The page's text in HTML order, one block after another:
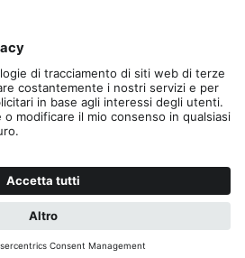
Dichiarazione di accessibilità
Contatto
Cookies